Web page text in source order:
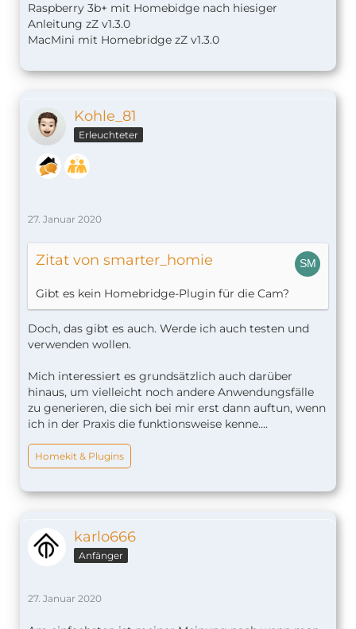
Raspberry 3b+ mit Homebidge nach hiesiger
Anleitung zZ v1.3.0
MacMini mit Homebridge zZ v1.3.0
Kohle_81
Erleuchteter
27. Januar 2020
Zitat von smarter_homie
Gibt es kein Homebridge-Plugin für die Cam?
Doch, das gibt es auch. Werde ich auch testen und
verwenden wollen.
Mich interessiert es grundsätzlich auch darüber
hinaus, um vielleicht noch andere Anwendungsfälle
zu generieren, die sich bei mir erst dann auftun, wenn
ich in der Praxis die funktionsweise kenne....
Homekit & Plugins
karlo666
Anfänger
27. Januar 2020